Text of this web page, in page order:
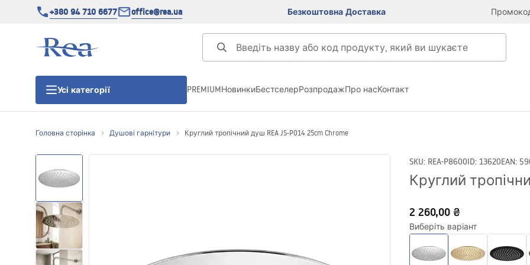
+380 94 710 6677 office@rea.ua Безкоштовна Доставка
Усі категорії
Душові двері
Душові піддони
Душові лінійні зливи
PREMIUMНовинкиБестселерРозпродажПро насКонтакт
Головна сторінка Душові гарнітури Круглий тропічний душ REA JS-P014 25cm Chrome
SKU: REA-P8600ID: 13620EAN:
Круглий
2 260,00 ₴
Виберіть варіант